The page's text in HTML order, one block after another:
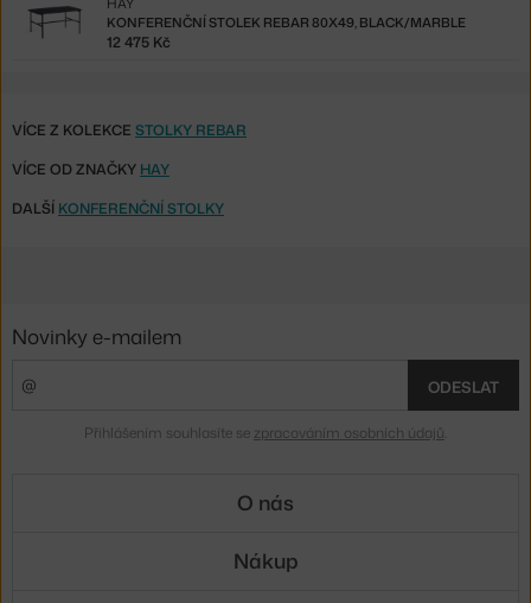
KONFERENČNÍ STOLEK REBAR 80X49, BLACK/MARBLE
12 475 Kč
VÍCE Z KOLEKCE STOLKY REBAR
VÍCE OD ZNAČKY HAY
DALŠÍ KONFERENČNÍ STOLKY
Novinky e-mailem
ODESLAT
Přihlášením souhlasíte se zpracováním osobních údajů
O nás
Nákup